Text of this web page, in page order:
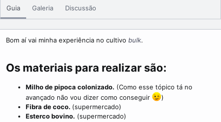
s
h
d
e
r
e
Guia Galeria Discussão
Bom aí vai minha experiência no cultivo bulk.
Os materiais para realizar são:
Milho de pipoca colonizado. (Como esse tópico tá no
avançado não vou dizer como conseguir
)
Fibra de coco. (supermercado)
Esterco bovino. (supermercado)